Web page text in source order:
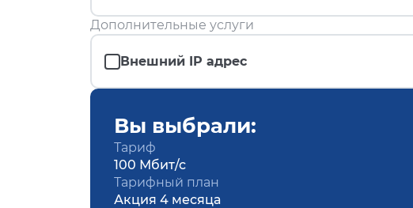
Дополнительные услуги
Внешний IP адрес
Вы выбрали:
Тариф
100 Мбит/с
Тарифный план
Акция 4 месяца